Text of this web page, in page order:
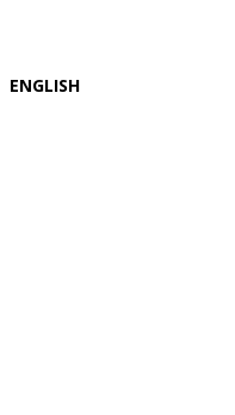
ENGLISH